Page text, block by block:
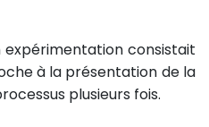
expérimentation consistait
à la présentation de la
plusieurs fois.